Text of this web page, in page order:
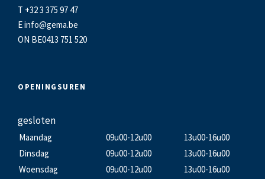
T +32 3 375 97 47
Einfo@gema.be
ON BE0413 751 520
OPENINGSUREN
gesloten
Maandag 09u00-12u00
13u00-16u00
Dinsdag
09u00-12u00
13u00-16u00
Woensdag
09u00-12u00
13u00-16u00